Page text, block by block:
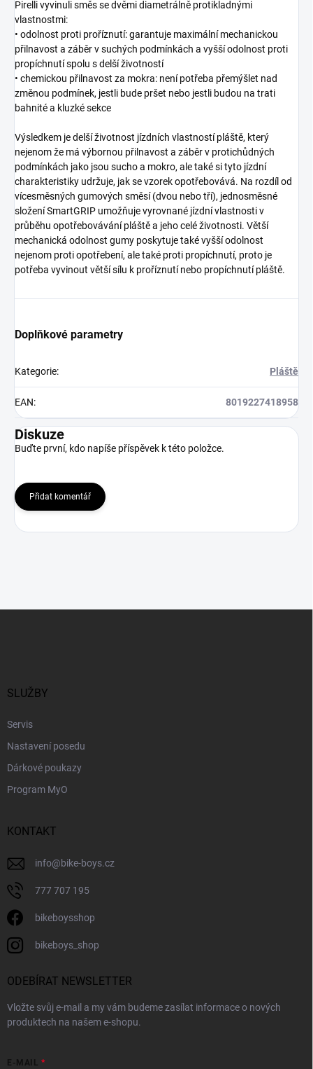
Pirelli vyvinuli směs se dvěmi diametrálně protikladnými
vlastnostmi:
• odolnost proti proříznutí: garantuje maximální mechanickou
přilnavost a záběr v suchých podmínkách a vyšší odolnost proti
propíchnutí spolu s delší životností
• chemickou přilnavost za mokra: není potřeba přemýšlet nad
změnou podmínek, jestli bude pršet nebo jestli budou na trati
bahnité a kluzké sekce
Výsledkem je delší životnost jízdních vlastností pláště, který
nejenom že má výbornou přilnavost a záběr v protichůdných
podmínkách jako jsou sucho a mokro, ale také si tyto jízdní
charakteristiky udržuje, jak se vzorek opotřebovává. Na rozdíl od
vícesměsných gumových směsí (dvou nebo tří), jednosměsné
složení SmartGRIP umožňuje vyrovnané jízdní vlastnosti v
průběhu opotřebovávání pláště a jeho celé životnosti. Větší
mechanická odolnost gumy poskytuje také vyšší odolnost
nejenom proti opotřebení, ale také proti propíchnutí, proto je
potřeba vyvinout větší sílu k proříznutí nebo propíchnutí pláště.
Doplňkové parametry
Kategorie: Pláště
EAN: 8019227418958
Diskuze
Buďte první, kdo napíše příspěvek k této položce.
Přidat komentář
SLUŽBY
Servis
Nastavení posedu
Dárkové poukazy
Program MyO
KONTAKT
info@bike-boys.cz
777 707 195
bikeboysshop
bikeboys_shop
ODEBÍRAT NEWSLETTER
Vložte svůj e-mail a my vám budeme zasílat informace o nových
produktech na našem e-shopu.
E-MAIL